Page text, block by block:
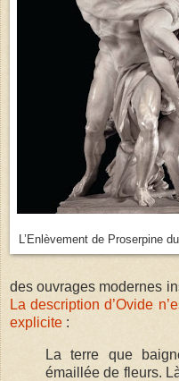
L’Enlèvement de Proserpine
des ouvrages modernes
La description d’Ovide
explicite :
La terre que
émaillée de fleurs.